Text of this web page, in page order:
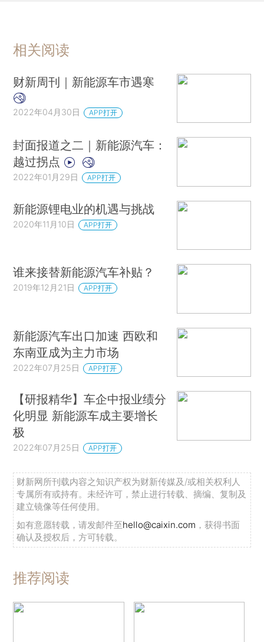
相关阅读
财新周刊｜新能源车市遇寒
2022年04月30日 APP打开
封面报道之二｜新能源汽车：
越过拐点
2022年01月29日 APP打开
新能源锂电业的机遇与挑战
2020年11月10日 APP打开
谁来接替新能源汽车补贴？
2019年12月21日 APP打开
新能源汽车出口加速 西欧和
东南亚成为主力市场
2022年07月25日 APP打开
【研报精华】车企中报业绩分
化明显 新能源车成主要增长
极
2022年07月25日 APP打开
财新网所刊载内容之知识产权为财新传媒及/或相关权利人
专属所有或持有。未经许可，禁止进行转载、摘编、复制及
建立镜像等任何使用。
如有意愿转载，请发邮件至hello@caixin.com ，获得书面
确认及授权后，方可转载。
推荐阅读